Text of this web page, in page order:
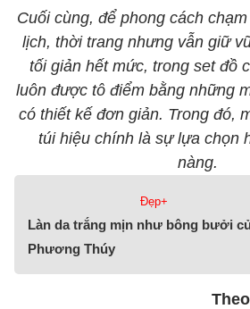
Cuối cùng, để phong cách
lịch, thời trang nhưng vẫn giữ
tối giản hết mức, trong set đồ
luôn được tô điểm bằng những
có thiết kế đơn giản. Trong đó,
túi hiệu chính là sự lựa chọn
nàng.
Đẹp+
Làn da trắng mịn như bông bưởi
Phương Thúy